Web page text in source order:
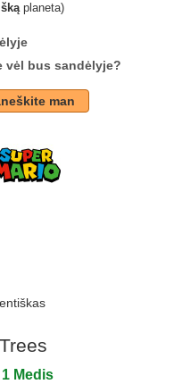
planeta)
vėl bus sandėlyje?
man
1 Medis